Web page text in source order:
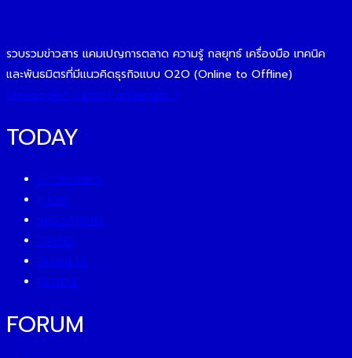
รวบรวมข่าวสาร แคมเปญการตลาด ความรู้ กลยุทธ์ เครื่องมือ เทคนิค
และพันธมิตรที่มีแนวคิดธุรกิจแบบ O2O (Online to Offline)
Facebook-f
Line Instagram
TODAY
ECONOMICS
ESG
INVESTMENT
TREND
BUSINESS
PEOPLE
FORUM